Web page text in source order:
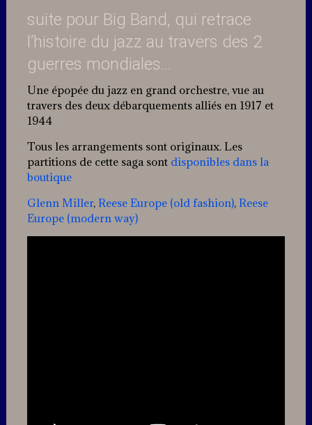
Jazz
suite pour Big Band, qui retrace
l’histoire du jazz au travers des 2
guerres mondiales…
Une épopée du jazz en grand orchestre, vue au
travers des deux débarquements alliés en 1917 et
1944
Tous les arrangements sont originaux. Les
partitions de cette saga sont disponibles dans la
boutique
Glenn Miller,Reese Europe (old fashion), Reese
Europe (modern way)